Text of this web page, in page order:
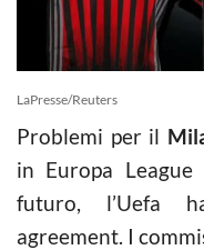
LaPresse/Reuters
Problemi per il
in Europa
futuro, l’Uefa
agreement. I